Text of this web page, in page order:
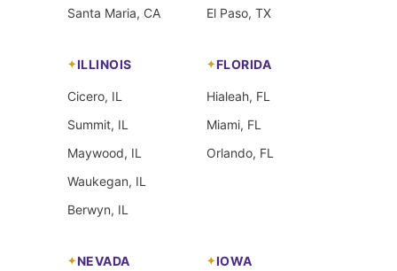
Santa Maria, CA
El Paso, TX
ILLINOIS
Cicero, IL
Summit, IL
Maywood, IL
Waukegan, IL
Berwyn, IL
FLORIDA
Hialeah, FL
Miami, FL
Orlando, FL
NEVADA IOWA